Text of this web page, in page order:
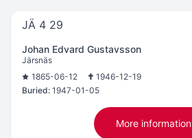
JÄ 4 29
Johan Edvard Gustavsson
Järsnäs
1865-06-12
1946-12-19
Buried: 1947-01-05
More information